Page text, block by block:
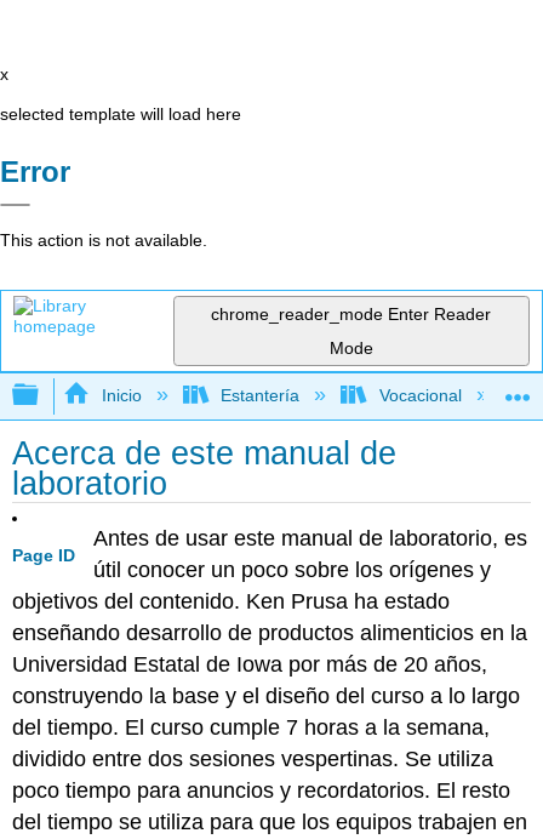
x
selected template will load here
Error
This action is not available.
chrome_reader_mode Enter Reader
Mode
Expandir/contraer jerarquía global
Inicio Estantería Vocacional
Acerca de este manual de
laboratorio
Page ID
Antes de usar este manual de laboratorio, es
útil conocer un poco sobre los orígenes y
objetivos del contenido. Ken Prusa ha estado
enseñando desarrollo de productos alimenticios en la
Universidad Estatal de Iowa por más de 20 años,
construyendo la base y el diseño del curso a lo largo
del tiempo. El curso cumple 7 horas a la semana,
dividido entre dos sesiones vespertinas. Se utiliza
poco tiempo para anuncios y recordatorios. El resto
del tiempo se utiliza para que los equipos trabajen en